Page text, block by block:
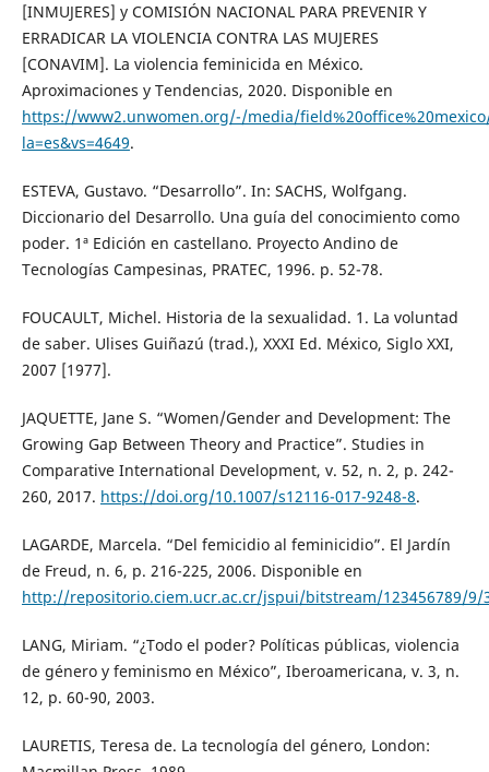
[INMUJERES] y COMISIÓN NACIONAL PARA PREVENIR Y
ERRADICAR LA VIOLENCIA CONTRA LAS MUJERES
[CONAVIM]. La violencia feminicida en México.
Aproximaciones y Tendencias, 2020. Disponible en
https://www2.unwomen.org/-/media/
la=es&vs=4649.
ESTEVA, Gustavo. “Desarrollo”. In: SACHS, Wolfgang.
Diccionario del Desarrollo. Una guía del conocimiento como
poder. 1ª Edición en castellano. Proyecto Andino de
Tecnologías Campesinas, PRATEC, 1996. p. 52-78.
FOUCAULT, Michel. Historia de la sexualidad. 1. La voluntad
de saber. Ulises Guiñazú (trad.), XXXI Ed. México, Siglo XXI,
2007 [1977].
JAQUETTE, Jane S. “Women/Gender and Development: The
Growing Gap Between Theory and Practice”. Studies in
Comparative International Development, v. 52, n. 2, p. 242-
260, 2017. https://doi.org/10.1007/s12116-017-9248-8.
LAGARDE, Marcela. “Del femicidio al feminicidio”. El Jardín
de Freud, n. 6, p. 216-225, 2006. Disponible en
http://repositorio.ciem.ucr.ac.cr/jspui/bitstream/123456789/9/
LANG, Miriam. “¿Todo el poder? Políticas públicas, violencia
de género y feminismo en México”, Iberoamericana, v. 3, n.
12, p. 60-90, 2003.
LAURETIS, Teresa de. La tecnología del género, London: